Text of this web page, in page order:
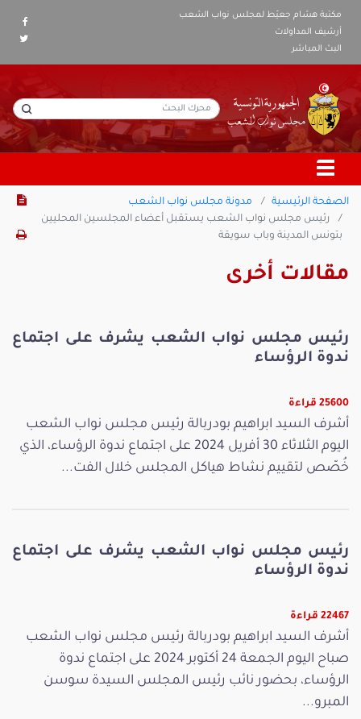
مكتبة هشام جعيّط لمجلس نواب الشعب
أرشيف المداولات
البث المباشر
الصفحة الرئيسية
مدونة مجلس نواب الشعب
رئيس مجلس نواب الشعب يستقبل أعضاء المجلسين المحليين
بتونس المدينة وباب سويقة
مقالات أخرى
رئيس مجلس نواب الشعب يشرف على اجتماع
ندوة الرؤساء
25600 قراءة
أشرف السيد ابراهيم بودربالة رئيس مجلس نواب الشعب
اليوم الثلاثاء 30 أفريل 2024 على اجتماع ندوة الرؤساء، الذي
خُصّص لتقييم نشاط هياكل المجلس خلال الفت...
رئيس مجلس نواب الشعب يشرف على اجتماع
ندوة الرؤساء
22467 قراءة
أشرف السيد ابراهيم بودربالة رئيس مجلس نواب الشعب
صباح اليوم الجمعة 24 أكتوبر 2024 على اجتماع ندوة
الرؤساء، بحضور نائب رئيس المجلس السيدة سوسن
المبرو...